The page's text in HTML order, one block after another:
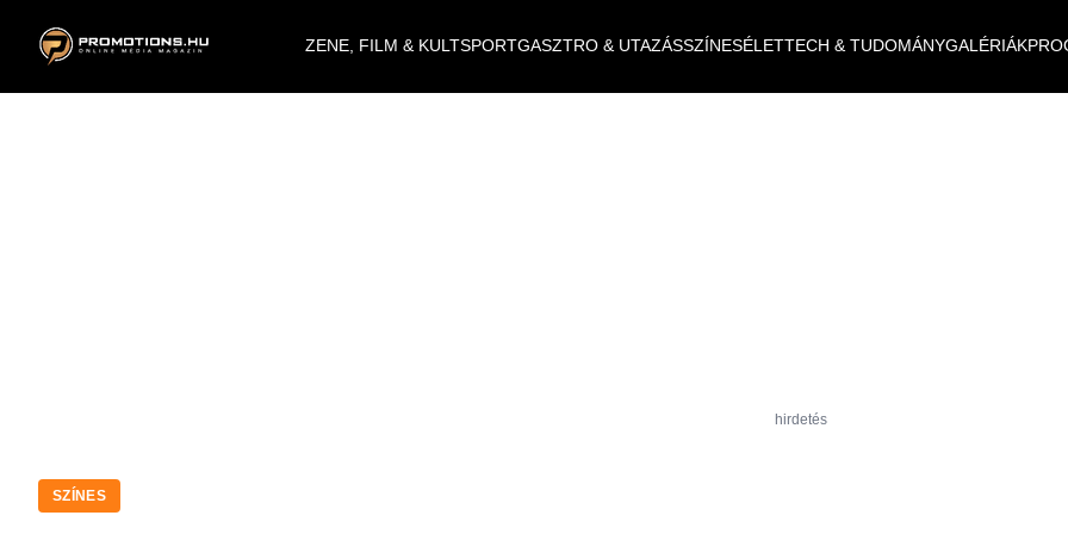
ZENE, FILM & KULTSPORTGASZTRO & UTAZÁSSZÍNESÉLETTECH & TUDOMÁNYGALÉRIÁK
hirdetés
SZÍNES